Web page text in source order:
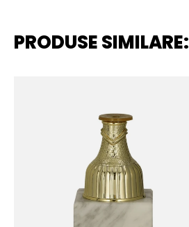
PRODUSE SIMILARE: